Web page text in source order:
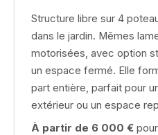
Structure libre sur 4
dans le jardin. Mêmes
motorisées, avec option
un espace fermé. Elle
part entière, parfait pour
extérieur ou un espace
À partir de 6 000 €